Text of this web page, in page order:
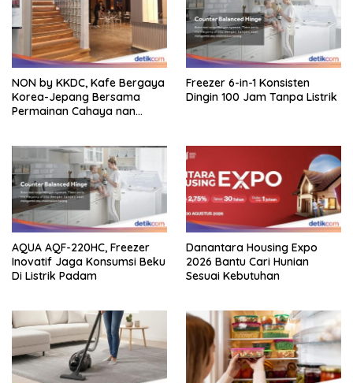
NON by KKDC, Kafe Bergaya
Korea-Jepang Bersama
Permainan Cahaya nan
Freezer 6-in-1 Konsisten
Dingin 100 Jam Tanpa Listrik
AQUA AQF-220HC, Freezer
Inovatif Jaga Konsumsi Beku
Di Listrik Padam
Danantara Housing Expo
2026 Bantu Cari Hunian
Sesuai Kebutuhan